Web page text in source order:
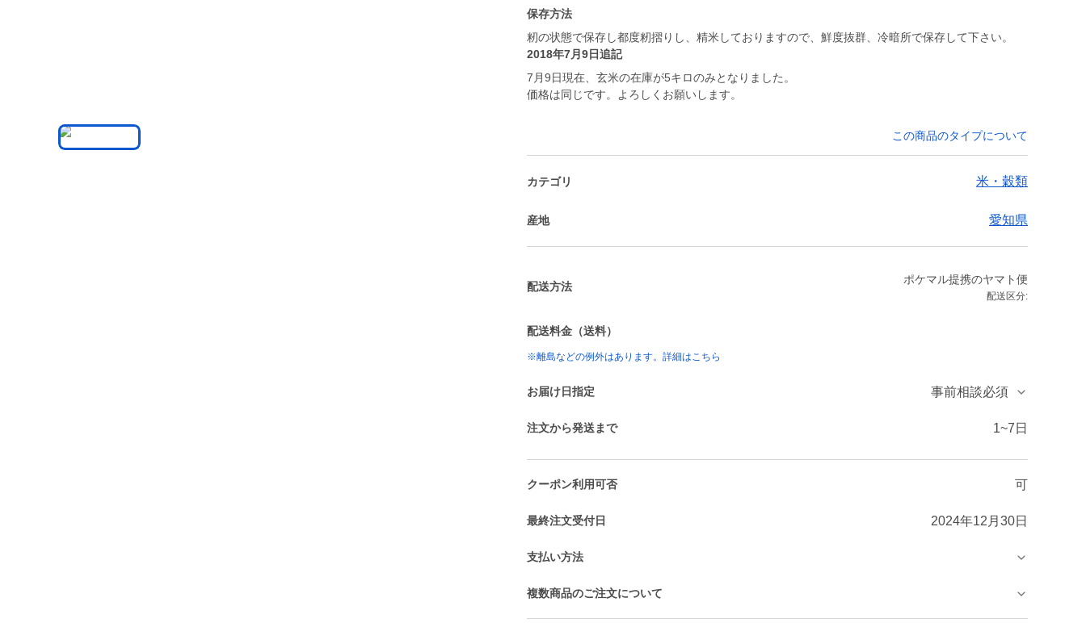
保存方法
籾の状態で保存し都度籾摺りし、精米しておりますので、鮮度抜群、冷暗所で保存して下さい。
2018年7月9日追記
7月9日現在、玄米の在庫が5キロのみとなりました。
価格は同じです。よろしくお願いします。
この商品のタイプについて
カテゴリ 米・穀類
産地 愛知県
配送方法
ポケマル提携のヤマト便
配送区分:
配送料金（送料）
※離島などの例外はあります。詳細はこちら
お届け日指定 事前相談必須
注文から発送まで 1~7日
クーポン利用可否 可
最終注文受付日 2024年12月30日
支払い方法
複数商品のご注文について